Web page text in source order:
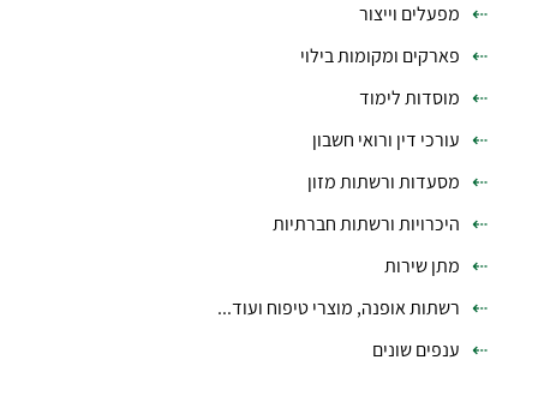
מפעלים וייצור
פארקים ומקומות בילוי
מוסדות לימוד
עורכי דין ורואי חשבון
מסעדות ורשתות מזון
היכרויות ורשתות חברתיות
מתן שירות
רשתות אופנה, מוצרי טיפוח ועוד...
ענפים שונים